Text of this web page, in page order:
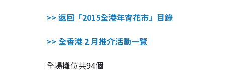
>> 返回「2015全港年宵花市」目錄
>> 全香港 2 月推介活動一覽
全場攤位共94個